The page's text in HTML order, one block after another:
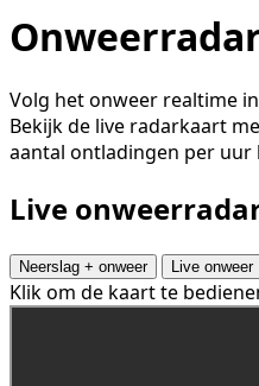
Volg het onweer realtime
Bekijk de live radarkaart
aantal ontladingen per uur
Live
Neerslag + onweer Live onweer
Klik om de kaart te